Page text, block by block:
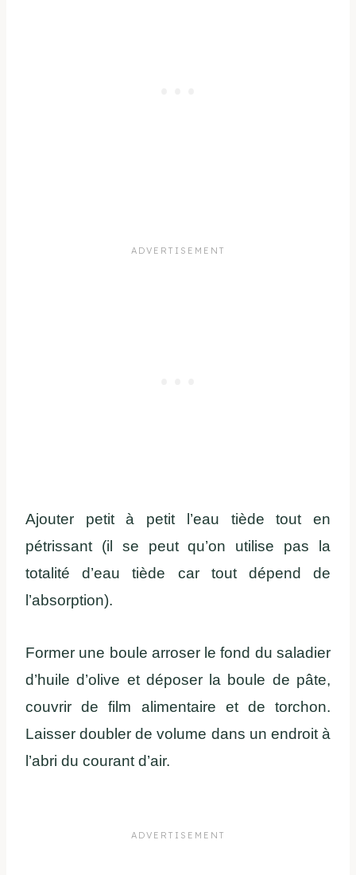
Ajouter petit à petit l’eau tiède tout en
pétrissant (il se peut qu’on utilise pas la
totalité d’eau tiède car tout dépend de
l’absorption).
Former une boule arroser le fond du saladier
d’huile d’olive et déposer la boule de pâte,
couvrir de film alimentaire et de torchon.
Laisser doubler de volume dans un endroit à
l’abri du courant d’air.